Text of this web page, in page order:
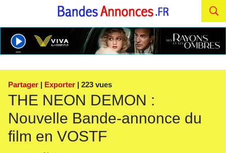
Partager | Exporter | 223 vues
THE NEON DEMON :
Nouvelle Bande-annonce du
film en VOSTF